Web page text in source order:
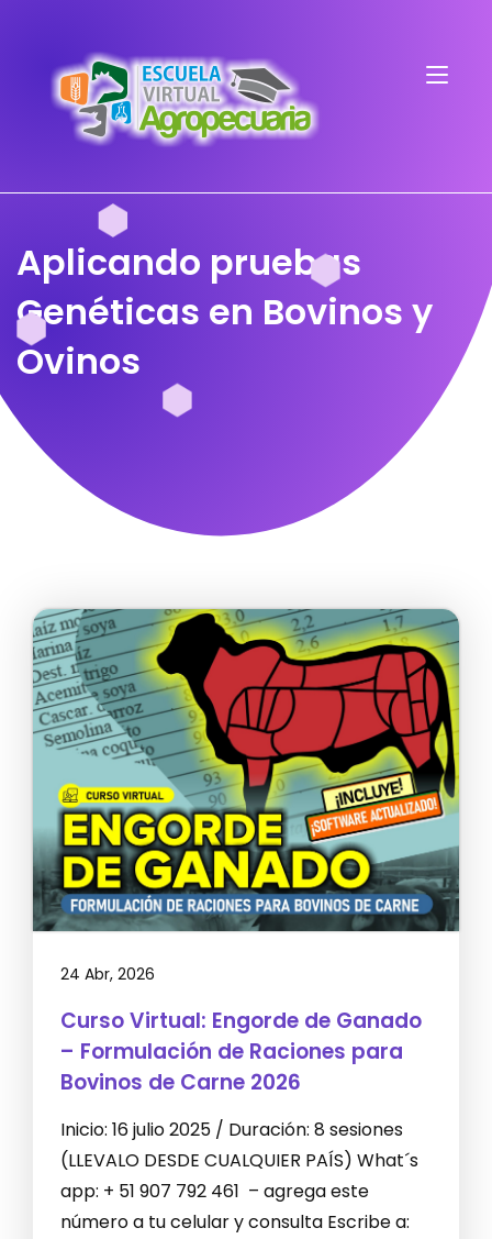
Aplicando pruebas
Genéticas en Bovinos y
Ovinos
24 Abr, 2026
Curso Virtual: Engorde de Ganado
– Formulación de Raciones para
Bovinos de Carne 2026
Inicio: 16 julio 2025 / Duración: 8 sesiones
(LLEVALO DESDE CUALQUIER PAÍS) What´s
app: + 51 907 792 461 – agrega este
número a tu celular y consulta Escribe a: